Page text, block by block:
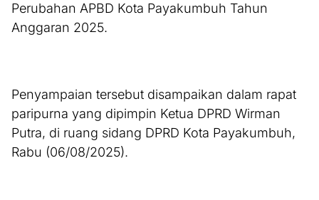
Perubahan APBD Kota Payakumbuh Tahun
Anggaran 2025.
Penyampaian tersebut disampaikan dalam rapat
paripurna yang dipimpin Ketua DPRD Wirman
Putra, di ruang sidang DPRD Kota Payakumbuh,
Rabu (06/08/2025).